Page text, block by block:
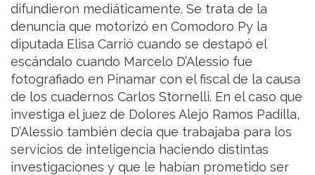
difundieron mediáticamente. Se trata de la
denuncia que motorizó en Comodoro Py la
diputada Elisa Carrió cuando se destapó el
escándalo cuando Marcelo D’Alessio fue
fotografiado en Pinamar con el fiscal de la causa
de los cuadernos Carlos Stornelli. En el caso que
investiga el juez de Dolores Alejo Ramos Padilla,
D’Alessio también decía que trabajaba para los
servicios de inteligencia haciendo distintas
investigaciones y que le habían prometido ser